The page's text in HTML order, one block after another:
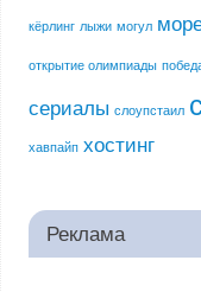
кёрлинг лыжи могул
открытие олимпиады
сериалы слоупстаил
хавпайп хостинг
Реклама